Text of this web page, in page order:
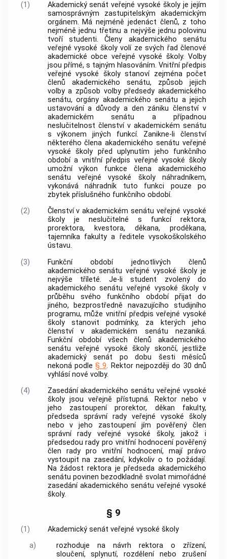
(1)
Akademický senát veřejné vysoké školy je jejím
samosprávným zastupitelským akademickým
orgánem. Má nejméně jedenáct členů, z toho
nejméně jednu třetinu a nejvýše jednu polovinu
tvoří studenti. Členy akademického senátu
veřejné vysoké školy volí ze svých řad členové
akademické obce veřejné vysoké školy. Volby
jsou přímé, s tajným hlasováním. Vnitřní předpis
veřejné vysoké školy stanoví zejména počet
členů akademického senátu, způsob jejich
volby a způsob volby předsedy akademického
senátu, orgány akademického senátu a jejich
ustavování a důvody a den zániku členství v
akademickém senátu a případnou
neslučitelnost členství v akademickém senátu
s výkonem jiných funkcí. Zanikne-li členství
některého člena akademického senátu veřejné
vysoké školy před uplynutím jeho funkčního
období a vnitřní předpis veřejné vysoké školy
umožní výkon funkce člena akademického
senátu veřejné vysoké školy náhradníkem,
vykonává náhradník tuto funkci pouze po
zbytek příslušného funkčního období.
(2)
Členství v akademickém senátu veřejné vysoké
školy je neslučitelné s funkcí rektora,
prorektora, kvestora, děkana, proděkana,
tajemníka fakulty a ředitele vysokoškolského
ústavu.
(3)
Funkční období jednotlivých členů
akademického senátu veřejné vysoké školy je
nejvýše tříleté. Je-li student zvolený do
akademického senátu veřejné vysoké školy v
průběhu svého funkčního období přijat do
jiného, bezprostředně navazujícího studijního
programu, může vnitřní předpis veřejné vysoké
školy stanovit podmínky, za kterých jeho
členství v akademickém senátu nezaniká.
Funkční období všech členů akademického
senátu veřejné vysoké školy skončí, jestliže
akademický senát po dobu šesti měsíců
nekoná podle§ 9. Rektor nejpozději do 30 dnů
vyhlásí nové volby.
(4)
Zasedání akademického senátu veřejné vysoké
školy jsou veřejně přístupná. Rektor nebo v
jeho zastoupení prorektor, děkan fakulty,
předseda správní rady veřejné vysoké školy
nebo v jeho zastoupení jím pověřený člen
správní rady veřejné vysoké školy, jakož i
předsedou rady pro vnitřní hodnocení pověřený
člen rady pro vnitřní hodnocení, mají právo
vystoupit na zasedání, kdykoliv o to požádají.
Na žádost rektora je předseda akademického
senátu povinen bezodkladně svolat mimořádné
zasedání akademického senátu veřejné vysoké
školy.
§ 9
(1)
Akademický senát veřejné vysoké školy
a)
rozhoduje na návrh rektora o zřízení,
sloučení, splynutí, rozdělení nebo zrušení